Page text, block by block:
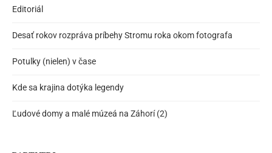
Editoriál
Desať rokov rozpráva príbehy Stromu roka okom fotografa
Potulky (nielen) v čase
Kde sa krajina dotýka legendy
Ľudové domy a malé múzeá na Záhorí (2)